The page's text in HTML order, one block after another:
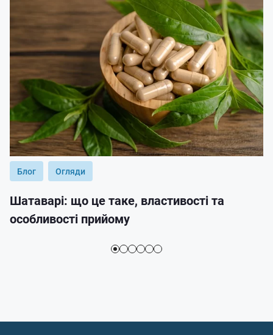
Блог Огляди
Шатаварі: що це таке, властивості та
особливості прийому